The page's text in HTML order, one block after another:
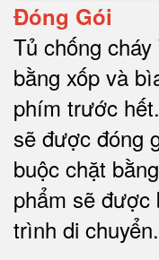
Đóng Gói
Tủ chống
bằng xốp và
phím trước hết.
sẽ được đóng
buộc chặt
phẩm sẽ được
trình di chuyển.